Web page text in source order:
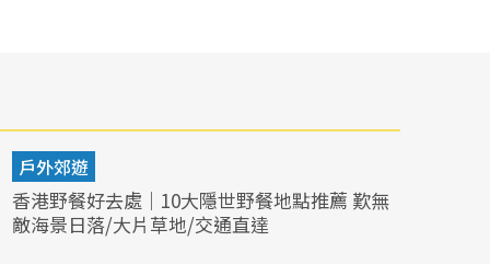
戶外郊遊
香港野餐好去處｜10大隱世野餐地點推薦 歎無
敵海景日落/大片草地/交通直達